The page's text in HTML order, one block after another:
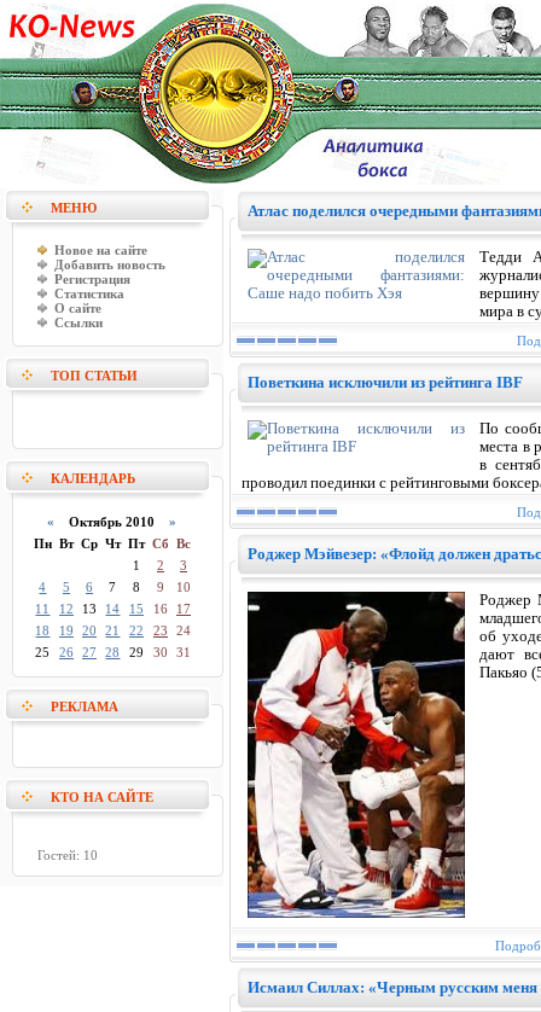
МЕНЮ
Новое на сайте
Добавить новость
Регистрация
Статистика
О сайте
Ссылки
ТОП СТАТЬИ
КАЛЕНДАРЬ
« Октябрь 2010»
Пн Вт Ср Чт Пт Сб Вс
1
2
3
4
5 6 7 8 9
10
11
12 13 14 15 16
17
18
19 20 21 22 23
24
25
26 27 28 29 30 31
РЕКЛАМА
КТО НА САЙТЕ
Гостей: 10
Атлас поделился очередными
Тедди
мира в
Поветкина исключили из рейтинга IBF
По
места в
в
проводил поединки с рейтинговыми
Роджер Мэйвезер: «Флойд должен
Роджер
об
дают
Пакьяо
Исмаил Силлах: «Черным русским меня